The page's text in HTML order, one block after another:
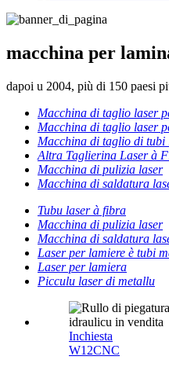
macchina per
dapoi u 2004, più di 150 paesi
Macchina di taglio laser
Macchina di taglio laser
Macchina di taglio di tubi
Altra Taglierina Laser à
Macchina di pulizia laser
Macchina di saldatura
Tubu laser à fibra
Macchina di pulizia laser
Macchina di saldatura
Laser per lamiere è tubi
Laser per lamiera
Picculu laser di metallu
Inchiesta
W12CNC